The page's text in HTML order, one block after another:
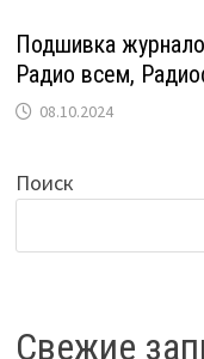
Подшивка
Радио всем,
08.10.2024
Поиск
Свежие